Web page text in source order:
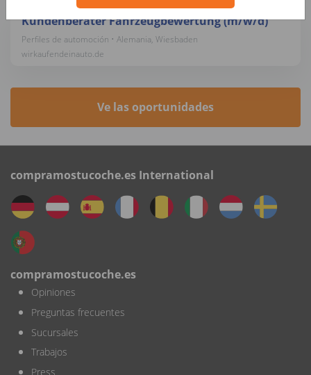
Kundenberater Fahrzeugbewertung (m/w/d)
Perfiles de automoción • Alemania, Wiesbaden
wirkaufendeinauto.de
Ve las oportunidades
compramostucoche.es International
compramostucoche.es
Opiniones
Preguntas frecuentes
Sucursales
Trabajos
Press